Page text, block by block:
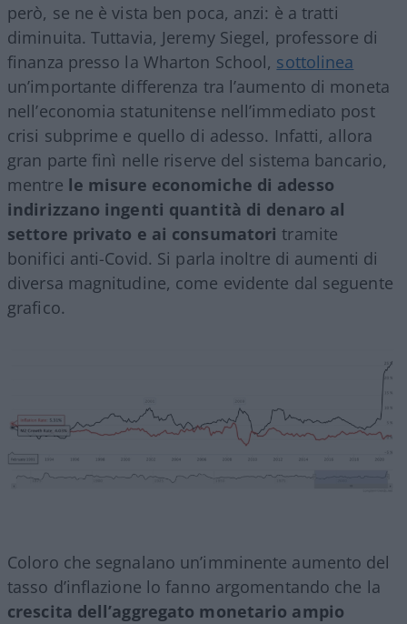
però, se ne è vista ben poca, anzi: è a tratti
diminuita. Tuttavia, Jeremy Siegel, professore di
finanza presso la Wharton School, sottolinea
un’importante differenza tra l’aumento di moneta
nell’economia statunitense nell’immediato post
crisi subprime e quello di adesso. Infatti, allora
gran parte finì nelle riserve del sistema bancario,
mentre le misure economiche di adesso
indirizzano ingenti quantità di denaro al
settore privato e ai consumatori tramite
bonifici anti-Covid. Si parla inoltre di aumenti di
diversa magnitudine, come evidente dal seguente
grafico.
Coloro che segnalano un’imminente aumento del
tasso d’inflazione lo fanno argomentando che la
crescita dell’aggregato monetario ampio